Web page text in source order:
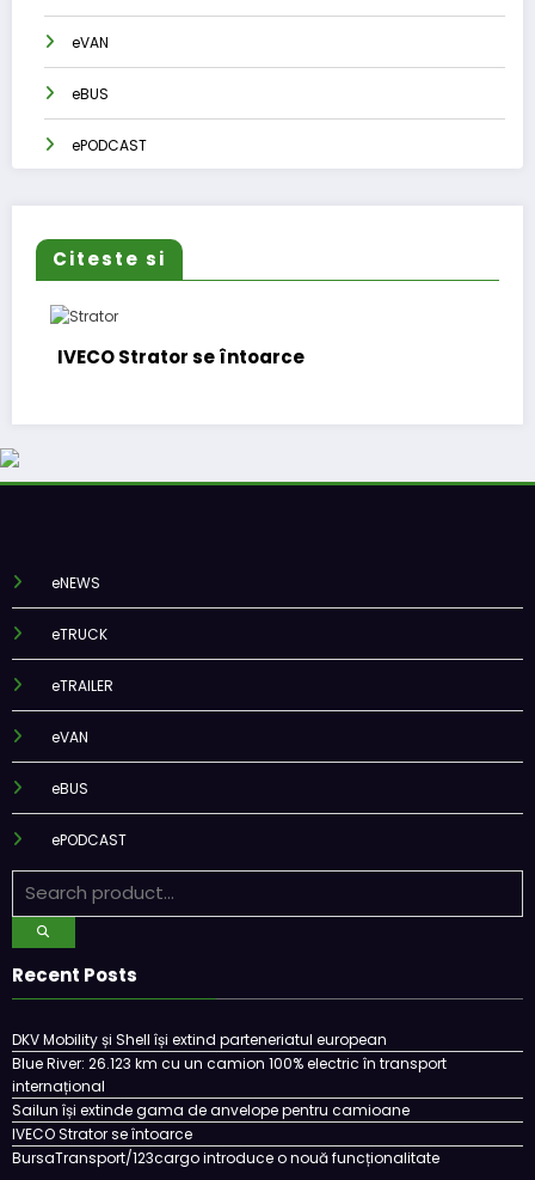
eVAN
eBUS
ePODCAST
Citeste si
IVECO Strator se întoarce
eNEWS
eTRUCK
eTRAILER
eVAN
eBUS
ePODCAST
Recent Posts
DKV Mobility și Shell își extind parteneriatul european
Blue River: 26.123 km cu un camion 100% electric în transport
internațional
Sailun își extinde gama de anvelope pentru camioane
IVECO Strator se întoarce
BursaTransport/123cargo introduce o nouă funcționalitate